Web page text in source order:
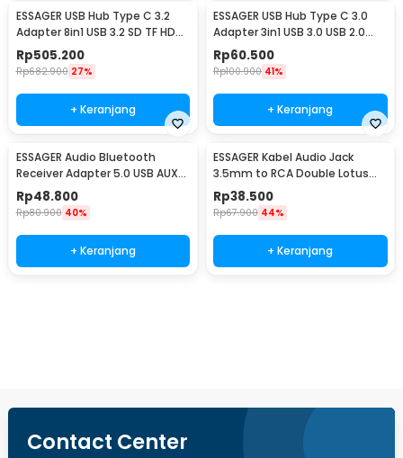
ESSAGER USB Hub Type C 3.2
Adapter 8in1 USB 3.2 SD TF HDMI
SSD PD 100W - ES-TA08
Rp505.200
Rp682.900 27%
+ Keranjang
ESSAGER USB Hub Type C 3.0
Adapter 3in1 USB 3.0 USB 2.0
5Gbps - EHBC03-FY0G-P
Rp60.500
Rp100.900 41%
+ Keranjang
ESSAGER Audio Bluetooth
Receiver Adapter 5.0 USB AUX
Spring Wire - EB01
Rp48.800
Rp80.900 40%
+ Keranjang
ESSAGER Kabel Audio Jack
3.5mm to RCA Double Lotus
Elbow Adapter 3M - EYPWT-
MYC0G-P
Rp38.500
Rp67.900 44%
+ Keranjang
Contact Center